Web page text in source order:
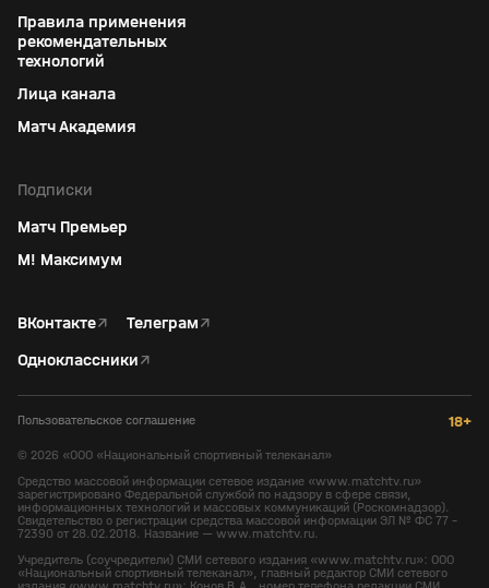
Правила применения
рекомендательных
технологий
Лица канала
Матч Академия
Подписки
Матч Премьер
М! Максимум
ВКонтакте↗ Телеграм↗
Одноклассники↗
Пользовательское соглашение 18+
© 2026 «ООО «Национальный спортивный телеканал»
Средство массовой информации сетевое издание «www.matchtv.ru»
зарегистрировано Федеральной службой по надзору в сфере связи,
информационных технологий и массовых коммуникаций (Роскомнадзор).
Свидетельство о регистрации средства массовой информации ЭЛ № ФС 77 -
72390 от 28.02.2018. Название — www.matchtv.ru.
Учредитель (соучредители) СМИ сетевого издания «www.matchtv.ru»: ООО
«Национальный спортивный телеканал», главный редактор СМИ сетевого